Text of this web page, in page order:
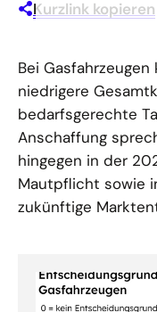
Kurzlink kopieren
Bei
niedrigere
bedarfsgerechte
Anschaffung
hingegen in der
Mautpflicht sowie
zukünftige